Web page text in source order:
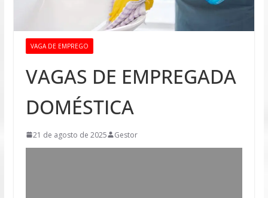
VAGA DE EMPREGO
VAGAS DE EMPREGADA
DOMÉSTICA
21 de agosto de 2025 Gestor